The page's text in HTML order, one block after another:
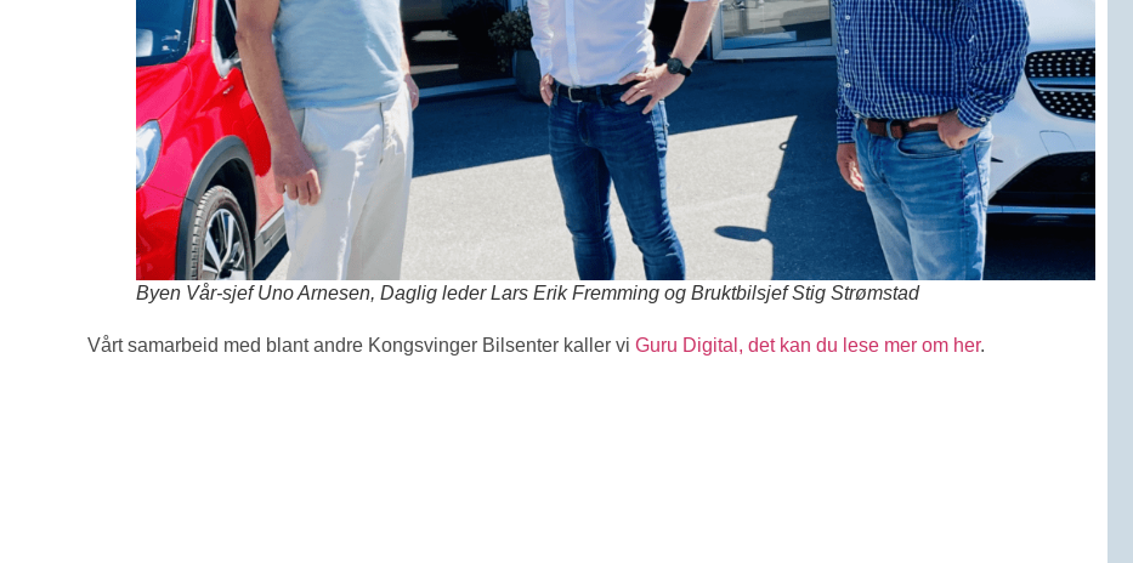
Byen Vår-sjef Uno Arnesen, Daglig leder Lars Erik Fremming og Bruktbilsjef Stig Strømstad
Vårt samarbeid med blant andre Kongsvinger Bilsenter kaller vi Guru Digital, det kan du lese mer om her.